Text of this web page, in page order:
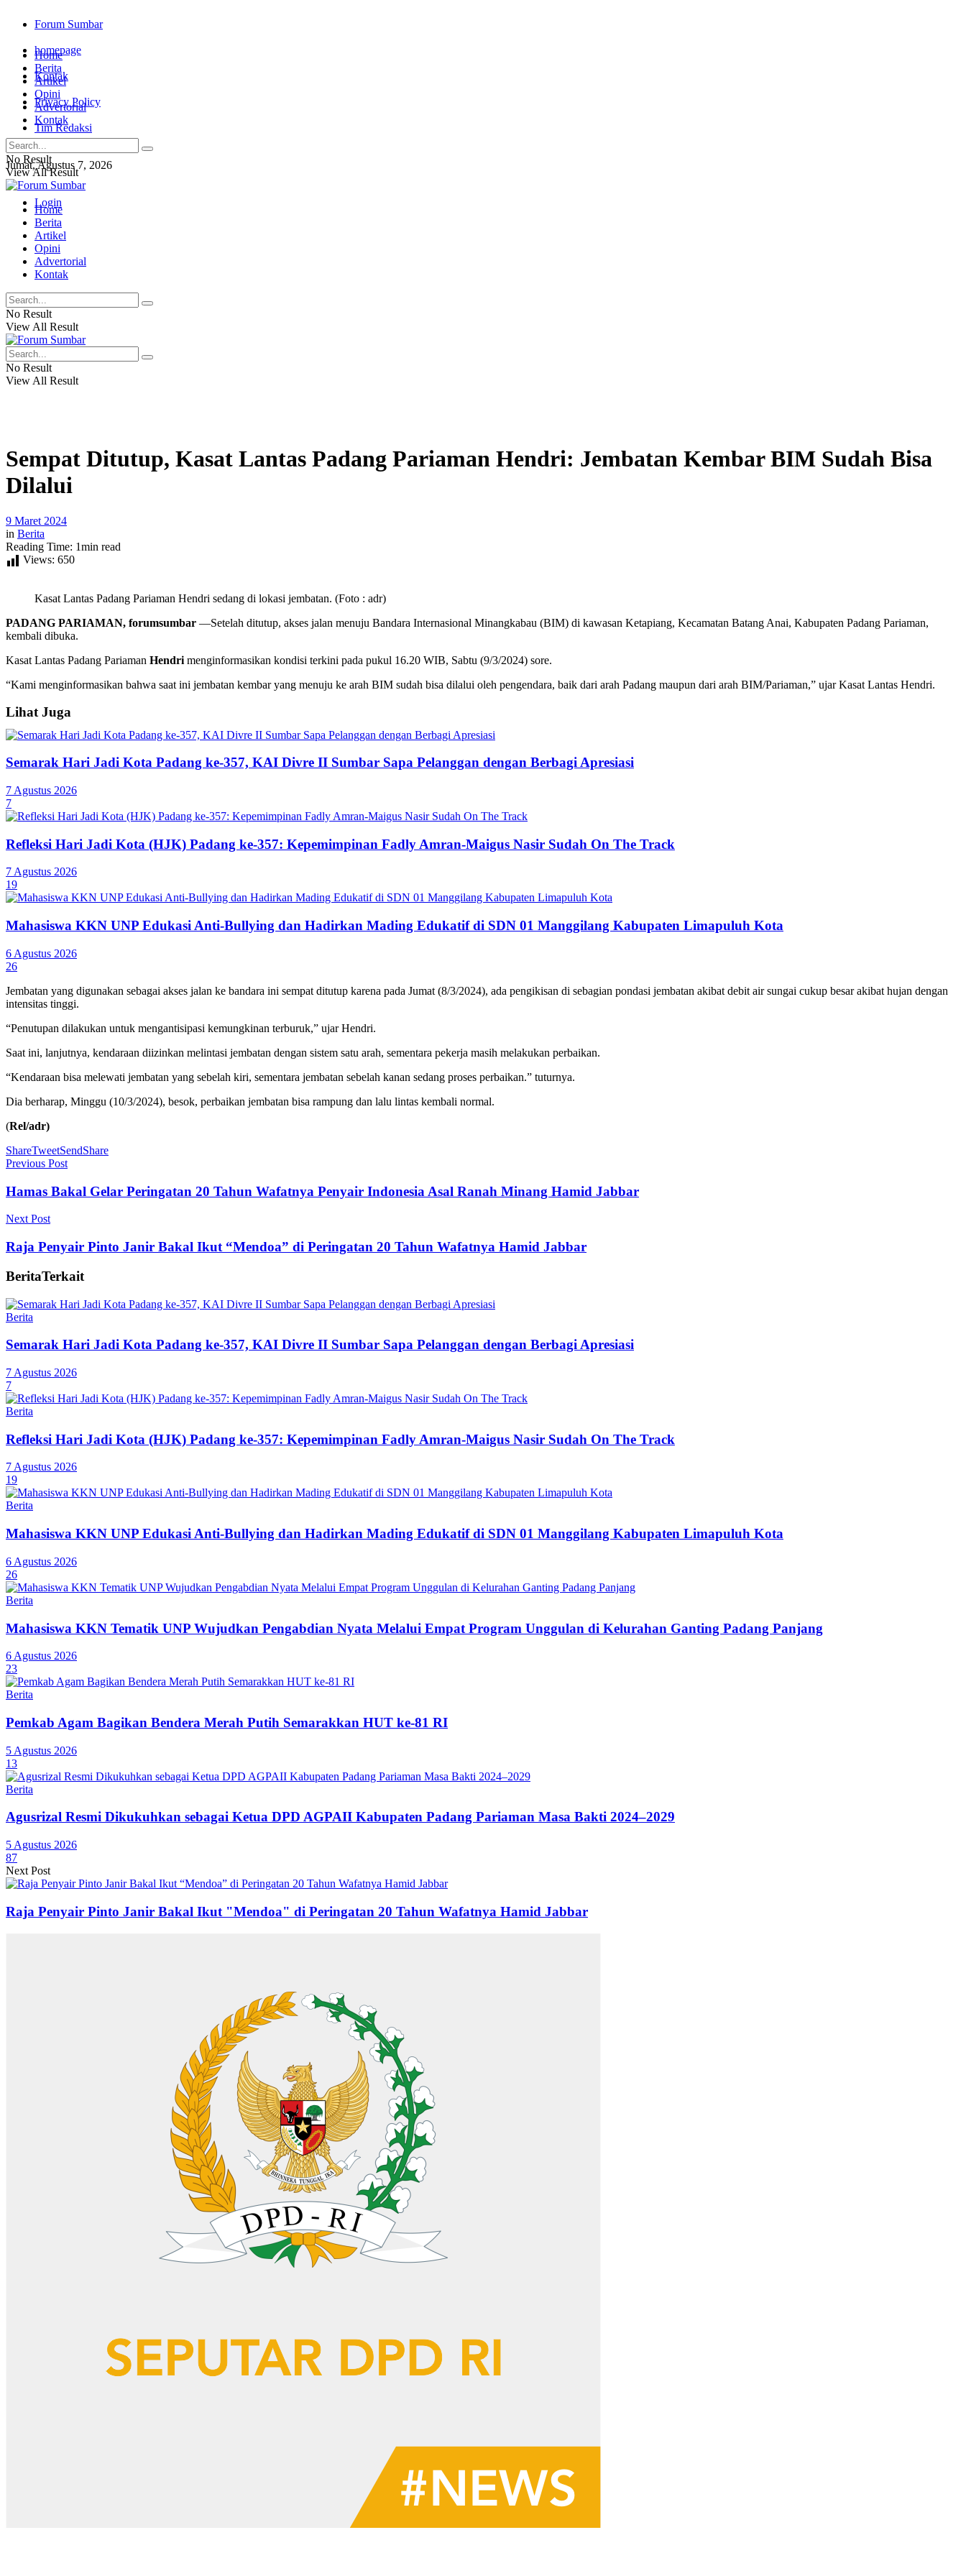
Forum Sumbar
homepage
Kontak
Privacy Policy
Tim Redaksi
Jumat, Agustus 7, 2026
Login
Home
Berita
Artikel
Opini
Advertorial
Kontak
No Result
View All Result
Home
Berita
Artikel
Opini
Advertorial
Kontak
No Result
View All Result
No Result
View All Result
Sempat Ditutup, Kasat Lantas Padang Pariaman Hendri: Jembatan Kembar BIM Sudah Bisa
Dilalui
9 Maret 2024
in Berita
Reading Time: 1min read
Views: 650
Kasat Lantas Padang Pariaman Hendri sedang di lokasi jembatan. (Foto : adr)
PADANG PARIAMAN, forumsumbar —Setelah ditutup, akses jalan menuju Bandara Internasional Minangkabau (BIM) di kawasan Ketapiang, Kecamatan Batang Anai, Kabupaten Padang Pariaman,
kembali dibuka.
Kasat Lantas Padang Pariaman Hendri menginformasikan kondisi terkini pada pukul 16.20 WIB, Sabtu (9/3/2024) sore.
“Kami menginformasikan bahwa saat ini jembatan kembar yang menuju ke arah BIM sudah bisa dilalui oleh pengendara, baik dari arah Padang maupun dari arah BIM/Pariaman,” ujar Kasat Lantas Hendri.
Lihat Juga
Semarak Hari Jadi Kota Padang ke-357, KAI Divre II Sumbar Sapa Pelanggan dengan Berbagi Apresiasi
7 Agustus 2026
7
Refleksi Hari Jadi Kota (HJK) Padang ke-357: Kepemimpinan Fadly Amran-Maigus Nasir Sudah On The Track
7 Agustus 2026
19
Mahasiswa KKN UNP Edukasi Anti-Bullying dan Hadirkan Mading Edukatif di SDN 01 Manggilang Kabupaten Limapuluh Kota
6 Agustus 2026
26
Jembatan yang digunakan sebagai akses jalan ke bandara ini sempat ditutup karena pada Jumat (8/3/2024), ada pengikisan di sebagian pondasi jembatan akibat debit air sungai cukup besar akibat hujan dengan
intensitas tinggi.
“Penutupan dilakukan untuk mengantisipasi kemungkinan terburuk,” ujar Hendri.
Saat ini, lanjutnya, kendaraan diizinkan melintasi jembatan dengan sistem satu arah, sementara pekerja masih melakukan perbaikan.
“Kendaraan bisa melewati jembatan yang sebelah kiri, sementara jembatan sebelah kanan sedang proses perbaikan.” tuturnya.
Dia berharap, Minggu (10/3/2024), besok, perbaikan jembatan bisa rampung dan lalu lintas kembali normal.
(Rel/adr)
ShareTweetSendShare
Previous Post
Hamas Bakal Gelar Peringatan 20 Tahun Wafatnya Penyair Indonesia Asal Ranah Minang Hamid Jabbar
Next Post
Raja Penyair Pinto Janir Bakal Ikut “Mendoa” di Peringatan 20 Tahun Wafatnya Hamid Jabbar
BeritaTerkait
Berita
Semarak Hari Jadi Kota Padang ke-357, KAI Divre II Sumbar Sapa Pelanggan dengan Berbagi Apresiasi
7 Agustus 2026
7
Berita
Refleksi Hari Jadi Kota (HJK) Padang ke-357: Kepemimpinan Fadly Amran-Maigus Nasir Sudah On The Track
7 Agustus 2026
19
Berita
Mahasiswa KKN UNP Edukasi Anti-Bullying dan Hadirkan Mading Edukatif di SDN 01 Manggilang Kabupaten Limapuluh Kota
6 Agustus 2026
26
Berita
Mahasiswa KKN Tematik UNP Wujudkan Pengabdian Nyata Melalui Empat Program Unggulan di Kelurahan Ganting Padang Panjang
6 Agustus 2026
23
Berita
Pemkab Agam Bagikan Bendera Merah Putih Semarakkan HUT ke-81 RI
5 Agustus 2026
13
Berita
Agusrizal Resmi Dikukuhkan sebagai Ketua DPD AGPAII Kabupaten Padang Pariaman Masa Bakti 2024–2029
5 Agustus 2026
87
Next Post
Raja Penyair Pinto Janir Bakal Ikut "Mendoa" di Peringatan 20 Tahun Wafatnya Hamid Jabbar